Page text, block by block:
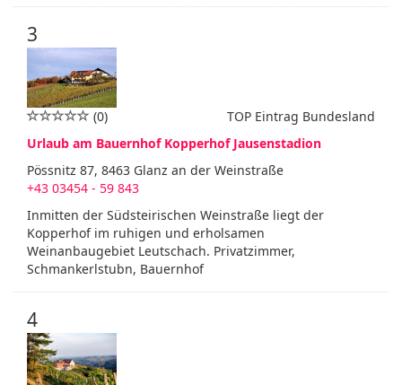
3
TOP Eintrag Bundesland
(0)
Urlaub am Bauernhof Kopperhof Jausenstadion
Pössnitz 87, 8463 Glanz an der Weinstraße
+43 03454 - 59 843
Inmitten der Südsteirischen Weinstraße liegt der
Kopperhof im ruhigen und erholsamen
Weinanbaugebiet Leutschach. Privatzimmer,
Schmankerlstubn, Bauernhof
4